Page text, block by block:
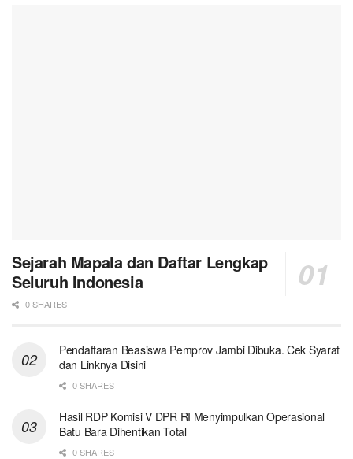
Sejarah Mapala dan Daftar Lengkap
Seluruh Indonesia
0 SHARES
Pendaftaran Beasiswa Pemprov Jambi Dibuka. Cek Syarat
dan Linknya Disini
0 SHARES
Hasil RDP Komisi V DPR RI Menyimpulkan Operasional
Batu Bara Dihentikan Total
0 SHARES